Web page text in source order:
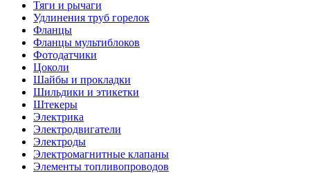
Тяги и рычаги
Удлинения труб горелок
Фланцы
Фланцы мультиблоков
Фотодатчики
Цоколи
Шайбы и прокладки
Шильдики и этикетки
Штекеры
Электрика
Электродвигатели
Электроды
Электромагнитные клапаны
Элементы топливопроводов